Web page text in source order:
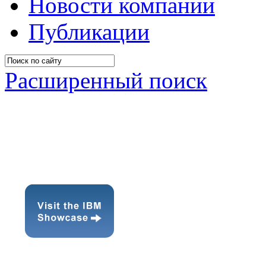
Новости компании
Публикации
Расширенный поиск